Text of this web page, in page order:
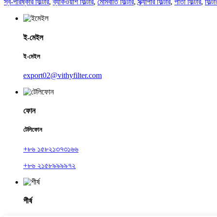
স্ব-পরিষ্কার ফিল্টার,ব্যাকওয়াশ ফিল্টার, মোমবাতি ফিল্টার,স্ক্র্যাপার ফিল্টার, পাতা ফিল্টার,
ই-মেইল
ই-মেইল
export02@vithyfilter.com
ফোন
টেলিফোন
+৮৬ ১৫৮২১৩৭৩১৬৬
+৮৬ ২১৫৮৯৯৯৯৭২
শীর্ষ